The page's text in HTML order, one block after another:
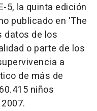
5, la quinta edición
publicado en 'The
datos de los
o parte de los
a
de más de
niños